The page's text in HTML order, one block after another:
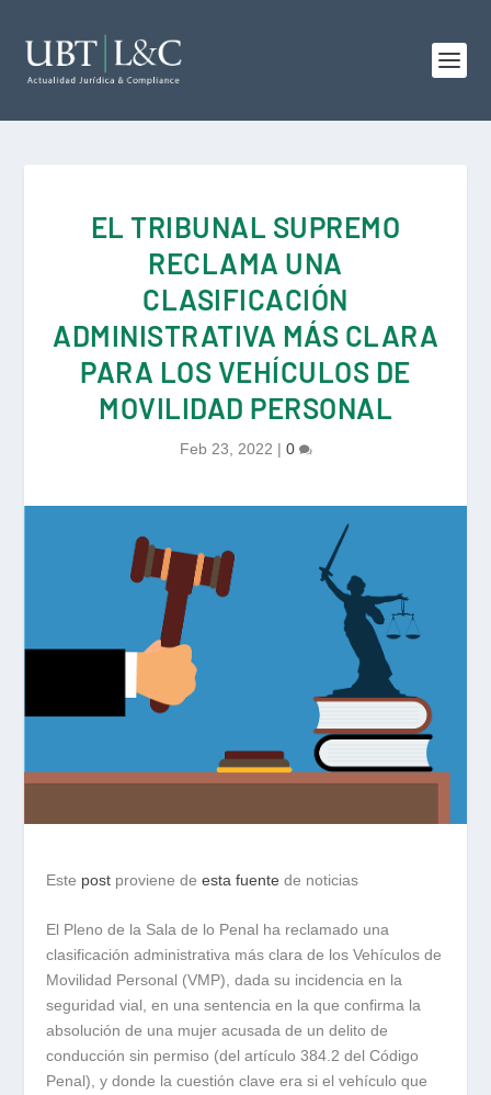
EL TRIBUNAL SUPREMO
RECLAMA UNA
CLASIFICACIÓN
ADMINISTRATIVA MÁS CLARA
PARA LOS VEHÍCULOS DE
MOVILIDAD PERSONAL
Feb 23, 2022 | 0
Este post proviene deesta fuente de noticias
El Pleno de la Sala de lo Penal ha reclamado una
clasificación administrativa más clara de los Vehículos de
Movilidad Personal (VMP), dada su incidencia en la
seguridad vial, en una sentencia en la que confirma la
absolución de una mujer acusada de un delito de
conducción sin permiso (del artículo 384.2 del Código
Penal), y donde la cuestión clave era si el vehículo que